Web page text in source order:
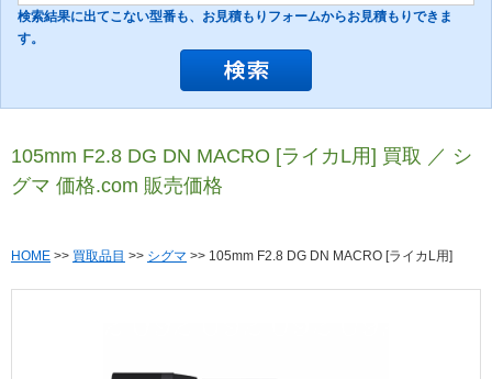
検索結果に出てこない型番も、お見積もりフォームからお見積もりできま
す。
105mm F2.8 DG DN MACRO [ライカL用] 買取 ／ シ
グマ 価格.com 販売価格
HOME >> 買取品目 >> シグマ >> 105mm F2.8 DG DN MACRO [ライカL用]